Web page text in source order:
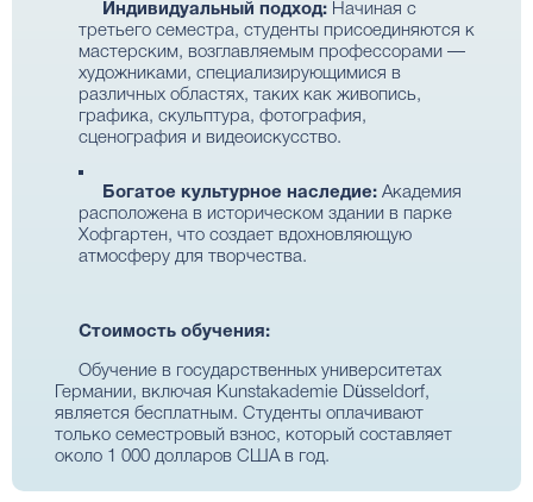
Индивидуальный подход: Начиная с
третьего семестра, студенты присоединяются к
мастерским, возглавляемым профессорами —
художниками, специализирующимися в
различных областях, таких как живопись,
графика, скульптура, фотография,
сценография и видеоискусство.
Богатое культурное наследие: Академия
расположена в историческом здании в парке
Хофгартен, что создает вдохновляющую
атмосферу для творчества.
Стоимость обучения:
Обучение в государственных университетах
Германии, включая Kunstakademie Düsseldorf,
является бесплатным. Студенты оплачивают
только семестровый взнос, который составляет
около 1 000 долларов США в год.